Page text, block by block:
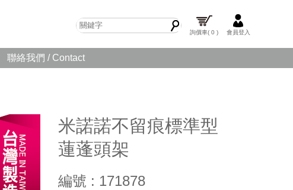
詢價車( 0 ) 會員登入
聯絡我們 / Contact
米諾諾不留痕標準型
蓮蓬頭架
編號 : 171878